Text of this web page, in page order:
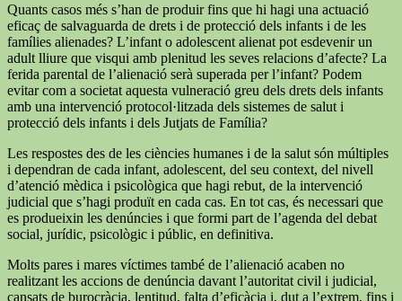
Quants casos més s’han de produir fins que hi hagi una actuació
eficaç de salvaguarda de drets i de protecció dels infants i de les
famílies alienades? L’infant o adolescent alienat pot esdevenir un
adult lliure que visqui amb plenitud les seves relacions d’afecte? La
ferida parental de l’alienació serà superada per l’infant? Podem
evitar com a societat aquesta vulneració greu dels drets dels infants
amb una intervenció protocol·litzada dels sistemes de salut i
protecció dels infants i dels Jutjats de Família?
Les respostes des de les ciències humanes i de la salut són múltiples
i dependran de cada infant, adolescent, del seu context, del nivell
d’atenció mèdica i psicològica que hagi rebut, de la intervenció
judicial que s’hagi produït en cada cas. En tot cas, és necessari que
es produeixin les denúncies i que formi part de l’agenda del debat
social, jurídic, psicològic i públic, en definitiva.
Molts pares i mares víctimes també de l’alienació acaben no
realitzant les accions de denúncia davant l’autoritat civil i judicial,
cansats de burocràcia, lentitud, falta d’eficàcia i, dut a l’extrem, fins i